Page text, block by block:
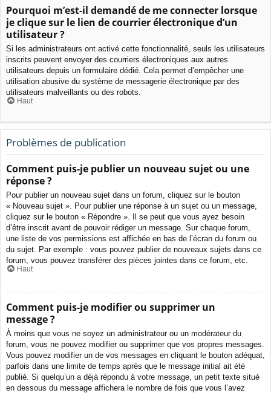
Pourquoi m’est-il demandé de me connecter lorsque
je clique sur le lien de courrier électronique d’un
utilisateur ?
Si les administrateurs ont activé cette fonctionnalité, seuls les utilisateurs
inscrits peuvent envoyer des courriers électroniques aux autres
utilisateurs depuis un formulaire dédié. Cela permet d’empêcher une
utilisation abusive du système de messagerie électronique par des
utilisateurs malveillants ou des robots.
Haut
Problèmes de publication
Comment puis-je publier un nouveau sujet ou une
réponse ?
Pour publier un nouveau sujet dans un forum, cliquez sur le bouton
« Nouveau sujet ». Pour publier une réponse à un sujet ou un message,
cliquez sur le bouton « Répondre ». Il se peut que vous ayez besoin
d’être inscrit avant de pouvoir rédiger un message. Sur chaque forum,
une liste de vos permissions est affichée en bas de l’écran du forum ou
du sujet. Par exemple : vous pouvez publier de nouveaux sujets dans ce
forum, vous pouvez transférer des pièces jointes dans ce forum, etc.
Haut
Comment puis-je modifier ou supprimer un
message ?
À moins que vous ne soyez un administrateur ou un modérateur du
forum, vous ne pouvez modifier ou supprimer que vos propres messages.
Vous pouvez modifier un de vos messages en cliquant le bouton adéquat,
parfois dans une limite de temps après que le message initial ait été
publié. Si quelqu’un a déjà répondu à votre message, un petit texte situé
en dessous du message affichera le nombre de fois que vous l’avez